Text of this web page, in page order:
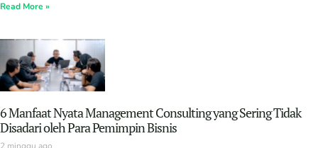
Read More »
6 Manfaat Nyata Management Consulting yang Sering Tidak
Disadari oleh Para Pemimpin Bisnis